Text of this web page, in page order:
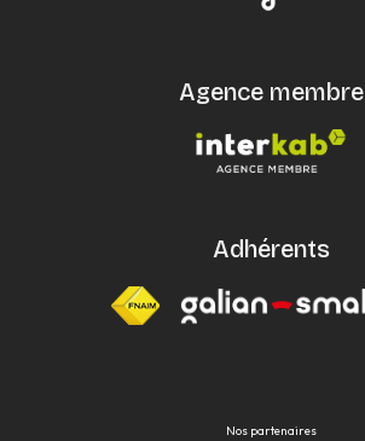
Agence membre
Adhérents
Nos partenaires